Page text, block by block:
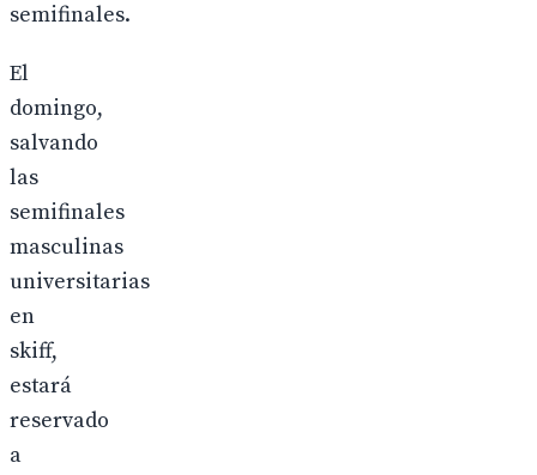
semifinales.
El
domingo,
salvando
las
semifinales
masculinas
universitarias
en
skiff,
estará
reservado
a